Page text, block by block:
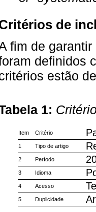
de
fim de
definidos
estão
1:
Item Critério
1 Tipo de artigo
2 Período
3 Idioma
4 Acesso
5 Duplicidade